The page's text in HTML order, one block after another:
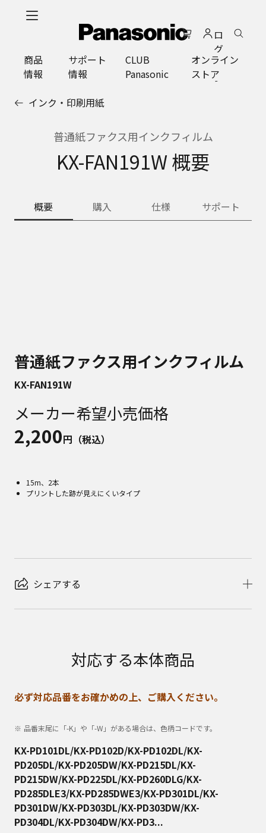
ロ
グ
イ
ン
商品
情報
サポート
情報
CLUB
Panasonic
オンライン
ストア
インク・印刷用紙
普通紙ファクス用インクフィルム
KX-FAN191W 概要
概要 購入 仕様 サポート
普通紙ファクス用インクフィルム
KX-FAN191W
メーカー希望小売価格
2,200円（税込）
15m、2本
プリントした跡が見えにくいタイプ
シェアする
対応する本体商品
必ず対応品番をお確かめの上、ご購入ください。
品番末尾に「-K」や「-W」がある場合は、色柄コードです。
KX-PD101DL/KX-PD102D/KX-PD102DL/KX-
PD205DL/KX-PD205DW/KX-PD215DL/KX-
PD215DW/KX-PD225DL/KX-PD260DLG/KX-
PD285DLE3/KX-PD285DWE3/KX-PD301DL/KX-
PD301DW/KX-PD303DL/KX-PD303DW/KX-
PD304DL/KX-PD304DW/KX-PD3...